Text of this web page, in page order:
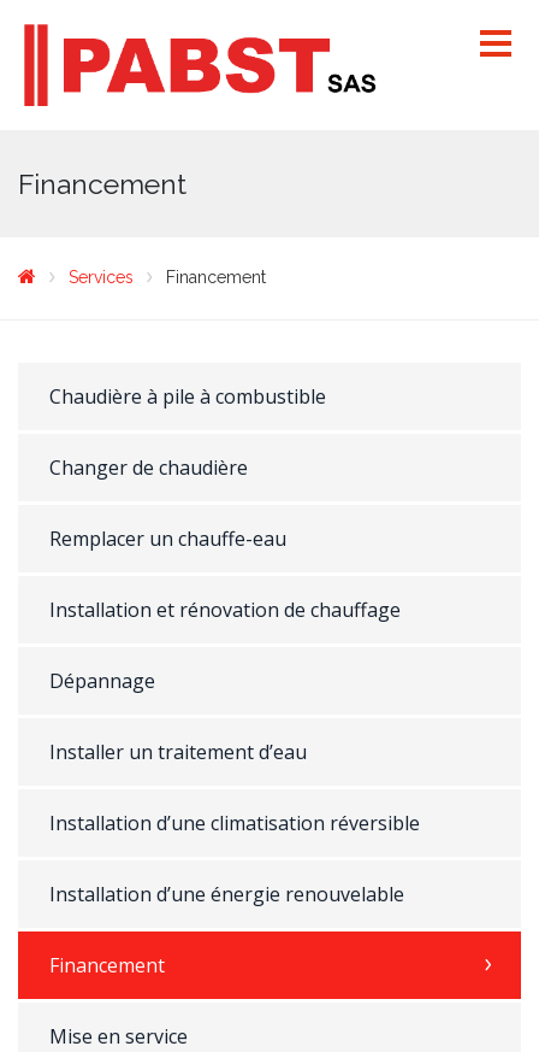
Financement
Services Financement
Chaudière à pile à combustible
Changer de chaudière
Remplacer un chauffe-eau
Installation et rénovation de chauffage
Dépannage
Installer un traitement d’eau
Installation d’une climatisation réversible
Installation d’une énergie renouvelable
Financement
Mise en service